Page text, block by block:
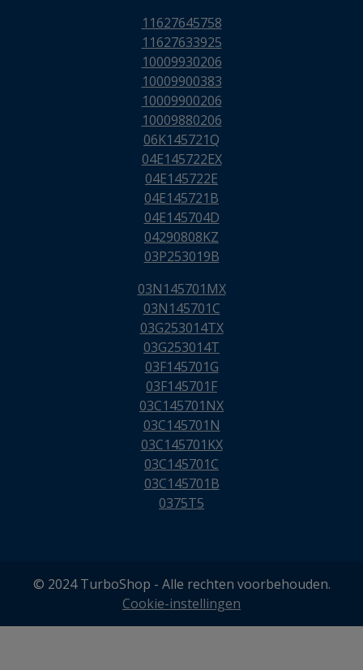
11627645758
11627633925
10009930206
10009900383
10009900206
10009880206
06K145721Q
04E145722EX
04E145722E
04E145721B
04E145704D
04290808KZ
03P253019B
03N145701MX
03N145701C
03G253014TX
03G253014T
03F145701G
03F145701F
03C145701NX
03C145701N
03C145701KX
03C145701C
03C145701B
0375T5
© 2024 TurboShop - Alle rechten voorbehouden.
Cookie-instellingen